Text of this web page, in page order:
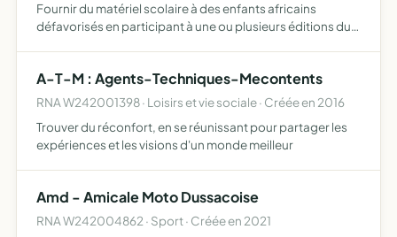
Fournir du matériel scolaire à des enfants africains
défavorisés en participant à une ou plusieurs éditions du
A-T-M : Agents-Techniques-Mecontents
RNA W242001398 · Loisirs et vie sociale · Créée en 2016
Trouver du réconfort, en se réunissant pour partager les
expériences et les visions d'un monde meilleur
Amd - Amicale Moto Dussacoise
RNA W242004862 · Sport · Créée en 2021